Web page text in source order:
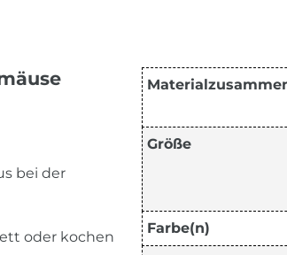
bei der
oder kochen
Größe
Farbe(n)